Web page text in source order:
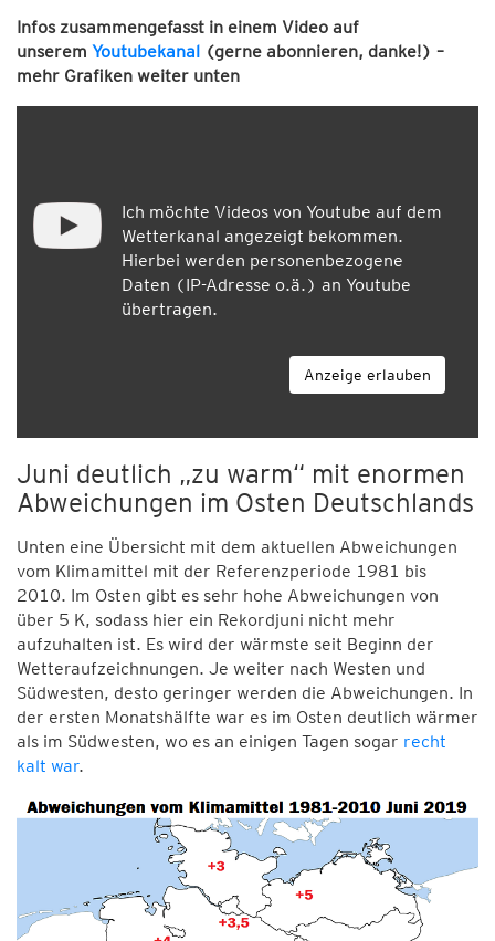
Infos zusammengefasst in einem Video auf
unserem Youtubekanal (gerne abonnieren, danke!) –
mehr Grafiken weiter unten
Ich möchte Videos von Youtube auf dem
Wetterkanal angezeigt bekommen.
Hierbei werden personenbezogene
Daten (IP-Adresse o.ä.) an Youtube
übertragen.
Anzeige erlauben
Juni deutlich „zu warm“ mit enormen
Abweichungen im Osten Deutschlands
Unten eine Übersicht mit dem aktuellen Abweichungen
vom Klimamittel mit der Referenzperiode 1981 bis
2010. Im Osten gibt es sehr hohe Abweichungen von
über 5 K, sodass hier ein Rekordjuni nicht mehr
aufzuhalten ist. Es wird der wärmste seit Beginn der
Wetteraufzeichnungen. Je weiter nach Westen und
Südwesten, desto geringer werden die Abweichungen. In
der ersten Monatshälfte war es im Osten deutlich wärmer
als im Südwesten, wo es an einigen Tagen sogar recht
kalt war.